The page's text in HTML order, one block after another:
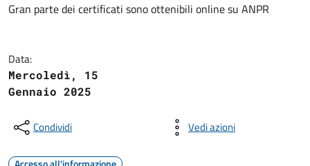
Gran parte dei certificati sono ottenibili online su ANPR
Data:
Mercoledì, 15
Gennaio 2025
Condividi Vedi azioni